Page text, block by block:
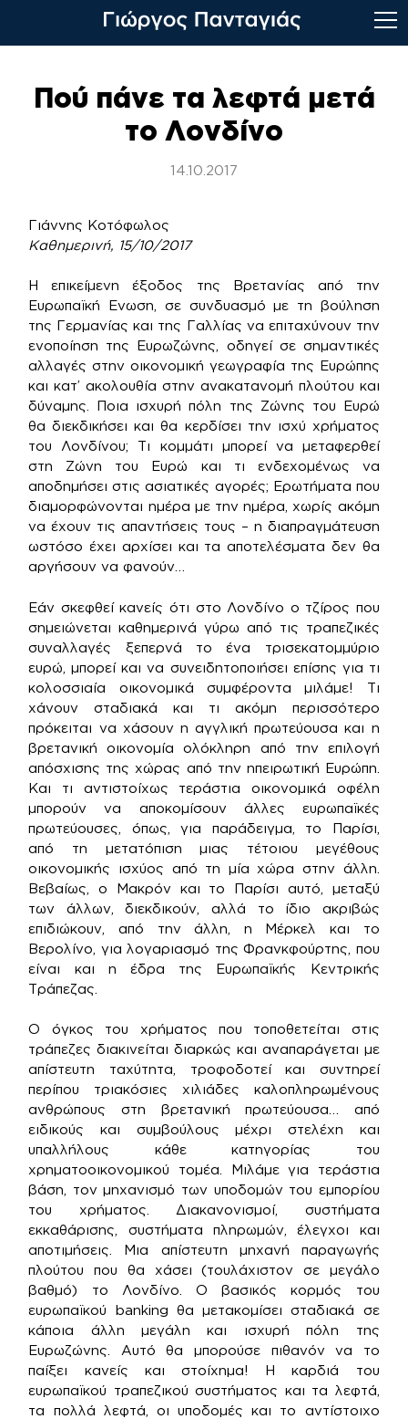
contentΠού πάνε τα λεφτά μετά
το Λονδίνο
14.10.2017
Γιάννης Κοτόφωλος
Καθημερινή, 15/10/2017
Η​​ επικείμενη έξοδος της Βρετανίας από την
Ευρωπαϊκή Ενωση, σε συνδυασμό με τη βούληση
της Γερμανίας και της Γαλλίας να επιταχύνουν την
ενοποίηση της Ευρωζώνης, οδηγεί σε σημαντικές
αλλαγές στην οικονομική γεωγραφία της Ευρώπης
και κατ’ ακολουθία στην ανακατανομή πλούτου και
δύναμης. Ποια ισχυρή πόλη της Ζώνης του Ευρώ
θα διεκδικήσει και θα κερδίσει την ισχύ χρήματος
του Λονδίνου; Τι κομμάτι μπορεί να μεταφερθεί
στη Ζώνη του Ευρώ και τι ενδεχομένως να
αποδημήσει στις ασιατικές αγορές; Ερωτήματα που
διαμορφώνονται ημέρα με την ημέρα, χωρίς ακόμη
να έχουν τις απαντήσεις τους – η διαπραγμάτευση
ωστόσο έχει αρχίσει και τα αποτελέσματα δεν θα
αργήσουν να φανούν…
Εάν σκεφθεί κανείς ότι στο Λονδίνο ο τζίρος που
σημειώνεται καθημερινά γύρω από τις τραπεζικές
συναλλαγές ξεπερνά το ένα τρισεκατομμύριο
ευρώ, μπορεί και να συνειδητοποιήσει επίσης για τι
κολοσσιαία οικονομικά συμφέροντα μιλάμε! Τι
χάνουν σταδιακά και τι ακόμη περισσότερο
πρόκειται να χάσουν η αγγλική πρωτεύουσα και η
βρετανική οικονομία ολόκληρη από την επιλογή
απόσχισης της χώρας από την ηπειρωτική Ευρώπη.
Και τι αντιστοίχως τεράστια οικονομικά οφέλη
μπορούν να αποκομίσουν άλλες ευρωπαϊκές
πρωτεύουσες, όπως, για παράδειγμα, το Παρίσι,
από τη μετατόπιση μιας τέτοιου μεγέθους
οικονομικής ισχύος από τη μία χώρα στην άλλη.
Βεβαίως, ο Μακρόν και το Παρίσι αυτό, μεταξύ
των άλλων, διεκδικούν, αλλά το ίδιο ακριβώς
επιδιώκουν, από την άλλη, η Μέρκελ και το
Βερολίνο, για λογαριασμό της Φρανκφούρτης, που
είναι και η έδρα της Ευρωπαϊκής Κεντρικής
Τράπεζας.
Ο όγκος του χρήματος που τοποθετείται στις
τράπεζες διακινείται διαρκώς και αναπαράγεται με
απίστευτη ταχύτητα, τροφοδοτεί και συντηρεί
περίπου τριακόσιες χιλιάδες καλοπληρωμένους
ανθρώπους στη βρετανική πρωτεύουσα… από
ειδικούς και συμβούλους μέχρι στελέχη και
υπαλλήλους κάθε κατηγορίας του
χρηματοοικονομικού τομέα. Μιλάμε για τεράστια
βάση, τον μηχανισμό των υποδομών του εμπορίου
του χρήματος. Διακανονισμοί, συστήματα
εκκαθάρισης, συστήματα πληρωμών, έλεγχοι και
αποτιμήσεις. Μια απίστευτη μηχανή παραγωγής
πλούτου που θα χάσει (τουλάχιστον σε μεγάλο
βαθμό) το Λονδίνο. Ο βασικός κορμός του
ευρωπαϊκού banking θα μετακομίσει σταδιακά σε
κάποια άλλη μεγάλη και ισχυρή πόλη της
Ευρωζώνης. Αυτό θα μπορούσε πιθανόν να το
παίξει κανείς και στοίχημα! Η καρδιά του
ευρωπαϊκού τραπεζικού συστήματος και τα λεφτά,
τα πολλά λεφτά, οι υποδομές και το αντίστοιχο